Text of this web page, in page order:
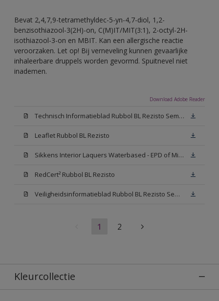
Bevat 2,4,7,9-tetramethyldec-5-yn-4,7-diol, 1,2-
benzisothiazool-3(2H)-on, C(M)IT/MIT(3:1), 2-octyl-2H-
isothiazool-3-on en MBIT. Kan een allergische reactie
veroorzaken. Let op! Bij verneveling kunnen gevaarlijke
inhaleerbare druppels worden gevormd. Spuitnevel niet
inademen.
Download Adobe Reader
Technisch Informatieblad Rubbol BL Rezisto Semi-Gloss (New Livery) (PDF)
Leaflet Rubbol BL Rezisto
Sikkens Interior Laquers Waterbased - EPD of Milieuproductverklaring
RedCert² Rubbol BL Rezisto
Veiligheidsinformatieblad Rubbol BL Rezisto Semi-Gloss N00 (MSDS)
1 2
Kleurcollectie